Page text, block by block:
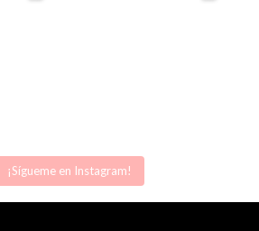
¡Sígueme en Instagram!